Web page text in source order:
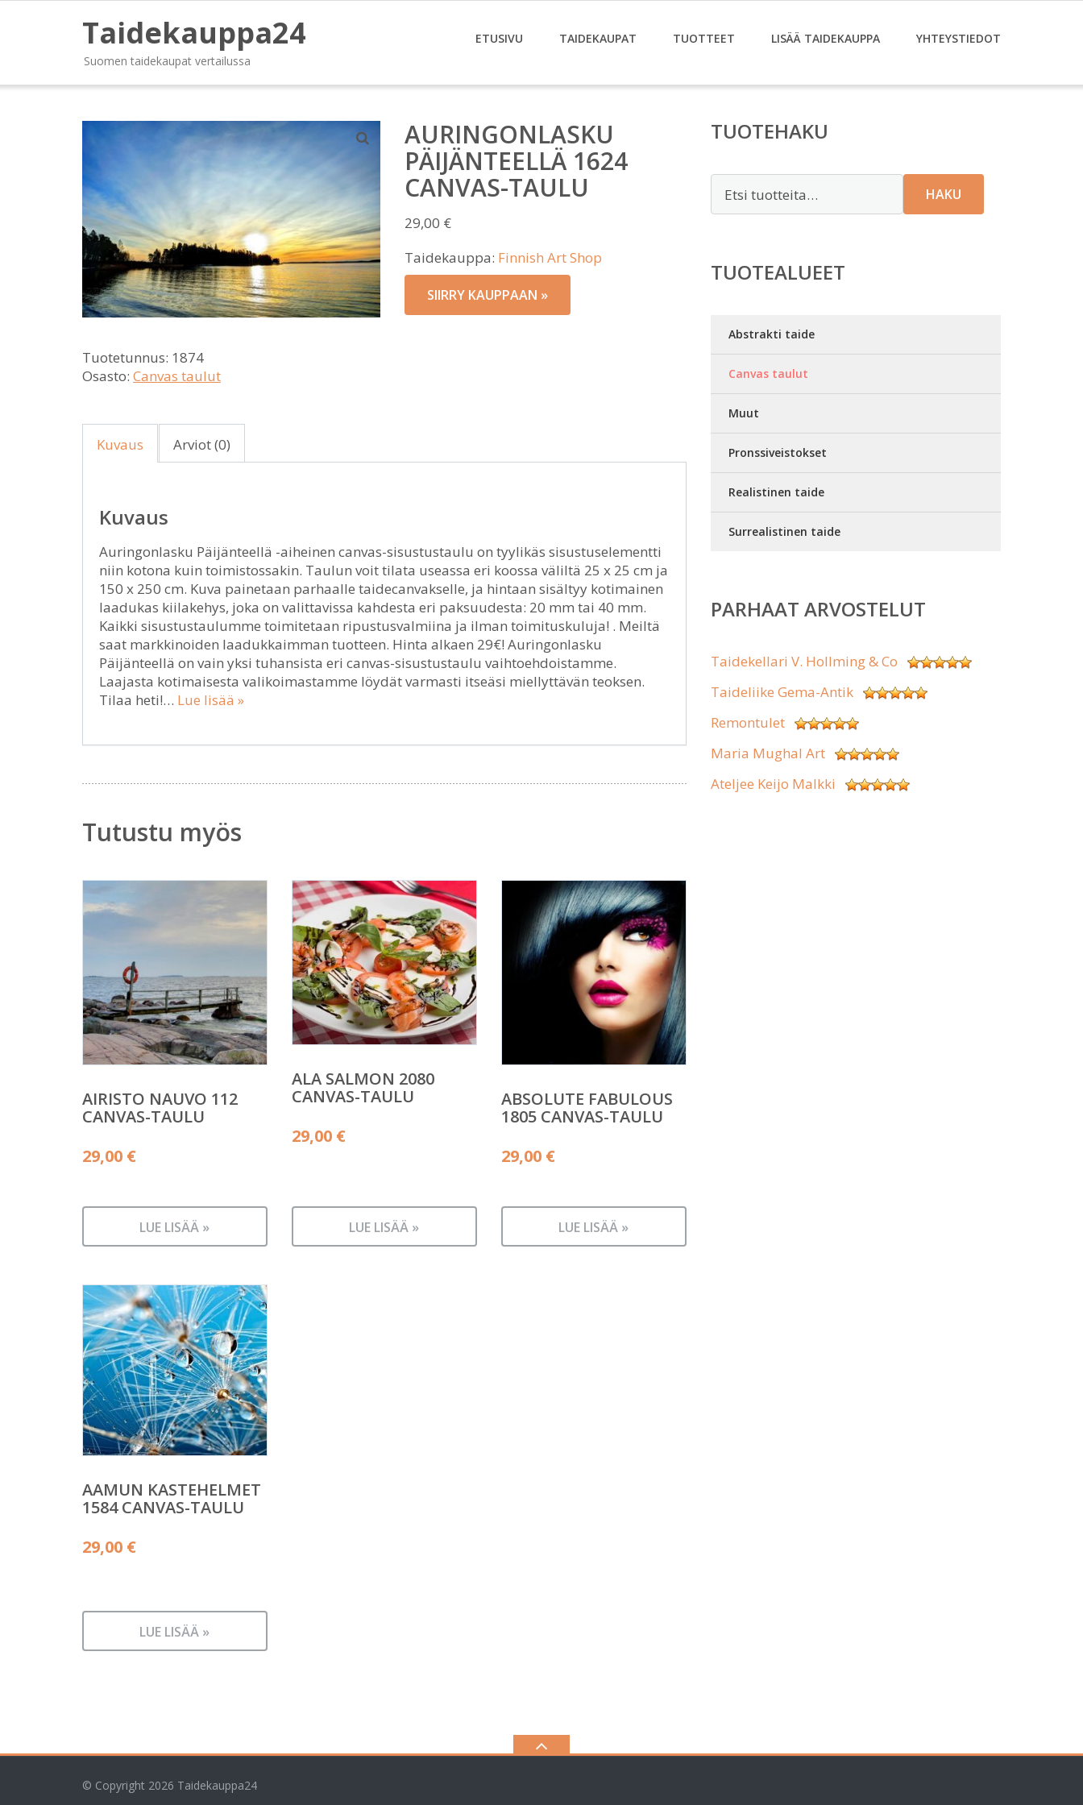
Taidekauppa24
Suomen taidekaupat vertailussa
ETUSIVU TAIDEKAUPAT TUOTTEET LISÄÄ TAIDEKAUPPA YHTEYSTIEDOT
AURINGONLASKU
PÄIJÄNTEELLÄ 1624
CANVAS-TAULU
29,00 €
Taidekauppa: Finnish Art Shop
SIIRRY KAUPPAAN »
Tuotetunnus: 1874
Osasto: Canvas taulut
Kuvaus Arviot (0)
Kuvaus
Auringonlasku Päijänteellä -aiheinen canvas-sisustustaulu on tyylikäs sisustuselementti
niin kotona kuin toimistossakin. Taulun voit tilata useassa eri koossa väliltä 25 x 25 cm ja
150 x 250 cm. Kuva painetaan parhaalle taidecanvakselle, ja hintaan sisältyy kotimainen
laadukas kiilakehys, joka on valittavissa kahdesta eri paksuudesta: 20 mm tai 40 mm.
Kaikki sisustustaulumme toimitetaan ripustusvalmiina ja ilman toimituskuluja! . Meiltä
saat markkinoiden laadukkaimman tuotteen. Hinta alkaen 29€! Auringonlasku
Päijänteellä on vain yksi tuhansista eri canvas-sisustustaulu vaihtoehdoistamme.
Laajasta kotimaisesta valikoimastamme löydät varmasti itseäsi miellyttävän teoksen.
Tilaa heti!… Lue lisää »
Tutustu myös
AIRISTO NAUVO 112
CANVAS-TAULU
29,00 €
LUE LISÄÄ »
ALA SALMON 2080
CANVAS-TAULU
29,00 €
LUE LISÄÄ »
ABSOLUTE FABULOUS
1805 CANVAS-TAULU
29,00 €
LUE LISÄÄ »
AAMUN KASTEHELMET
1584 CANVAS-TAULU
29,00 €
LUE LISÄÄ »
TUOTEHAKU
HAKU
TUOTEALUEET
Abstrakti taide
Canvas taulut
Muut
Pronssiveistokset
Realistinen taide
Surrealistinen taide
PARHAAT ARVOSTELUT
Taidekellari V. Hollming & Co
Taideliike Gema-Antik
Remontulet
Maria Mughal Art
Ateljee Keijo Malkki
© Copyright 2026 Taidekauppa24